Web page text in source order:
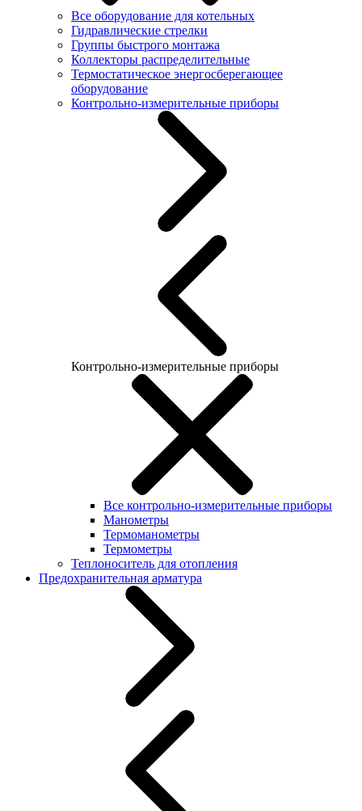
Все оборудование для котельных
Гидравлические стрелки
Группы быстрого монтажа
Коллекторы распределительные
Термостатическое энергосберегающее
оборудование
Контрольно-измерительные приборы
Контрольно-измерительные приборы
Все контрольно-измерительные приборы
Манометры
Термоманометры
Термометры
Теплоноситель для отопления
Предохранительная арматура